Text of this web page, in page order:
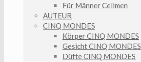
Für Männer Cellmen
AUTEUR
CINQ MONDES
Körper CINQ MONDES
Gesicht CINQ MONDES
Düfte CINQ MONDES